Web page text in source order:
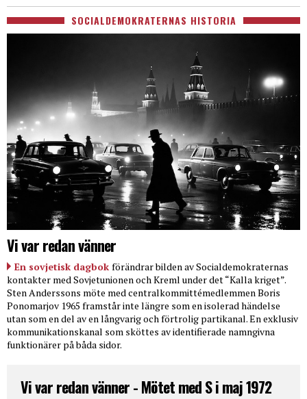
SOCIALDEMOKRATERNAS HISTORIA
Vi var redan vänner
En sovjetisk dagbok förändrar bilden av Socialdemokraternas
kontakter med Sovjetunionen och Kreml under det “Kalla kriget”.
Sten Anderssons möte med centralkommittémedlemmen Boris
Ponomarjov 1965 framstår inte längre som en isolerad händelse
utan som en del av en långvarig och förtrolig partikanal. En exklusiv
kommunikationskanal som sköttes av identifierade namngivna
funktionärer på båda sidor.
Vi var redan vänner - Mötet med S i maj 1972